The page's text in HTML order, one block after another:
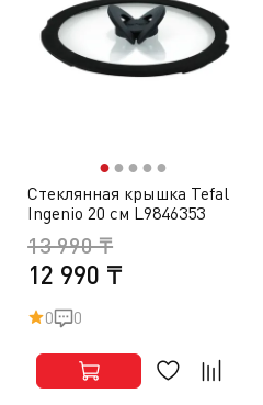
●● ● ● ●
Стеклянная крышка Tefal
Ingenio 20 см L9846353
12 990 ₸
13 990 ₸
0 0